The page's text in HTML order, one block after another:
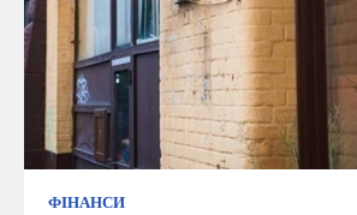
ФІНАНСИ